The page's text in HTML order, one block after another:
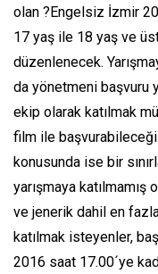
olan ?Engelsiz İzmir
17 yaş ile 18 yaş ve
düzenlenecek.
da yönetmeni başvuru
ekip olarak katılmak
film ile başvurabileceği
konusunda ise bir
yarışmaya katılmamış
ve jenerik dahil en
katılmak isteyenler,
2016 saat 17.00´ye